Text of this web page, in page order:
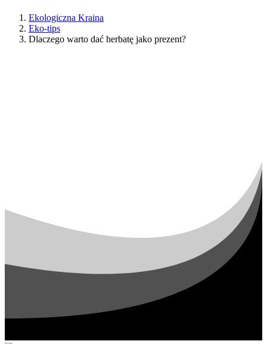
Ekologiczna Kraina
Eko-tips
Dlaczego warto dać herbatę jako prezent?